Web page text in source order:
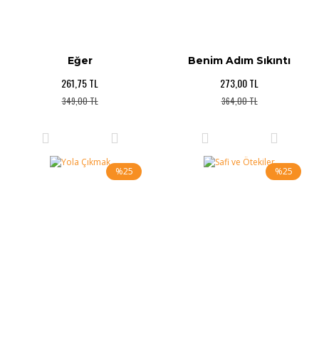
Eğer
261,75 TL
349,00 TL
Benim Adım Sıkıntı
273,00 TL
364,00 TL
%25 %25